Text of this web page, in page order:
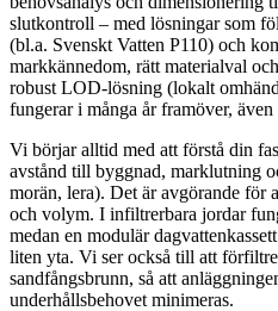
slutkontroll – med lösningar som
(bl.a. Svenskt Vatten P110) och
markkännedom, rätt materialval
robust LOD-lösning (lokalt
fungerar i många år framöver,
Vi börjar alltid med att förstå din
avstånd till byggnad, marklutning
morän, lera). Det är avgörande för
och volym. I infiltrerbara jordar
medan en modulär
liten yta. Vi ser också till att
sandfångsbrunn, så att
underhållsbehovet minimeras.